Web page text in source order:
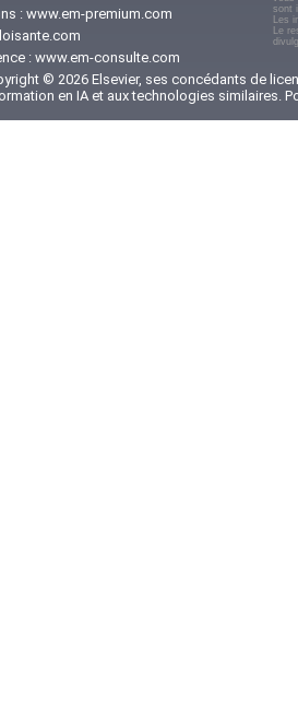
: www.em-premium.com
: www.em-consulte.com
sont
Les
Le
© 2026 Elsevier, ses concédants de
en IA et aux technologies similaires.